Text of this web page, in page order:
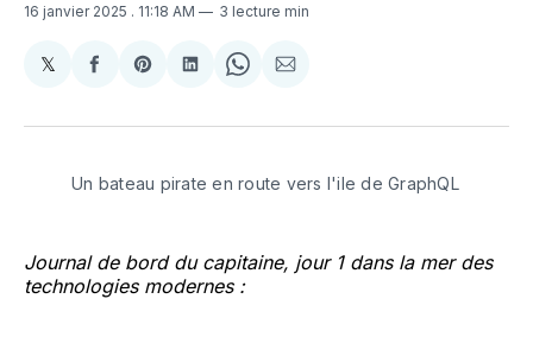
16 janvier 2025 . 11:18 AM 3 lecture min
𝕏Share
X
Partager
Facebook
Share
Pinterest
Partager
LinkedIn
Share
WhatsApp
Partager
Courriel
Un bateau pirate en route vers l'ile de GraphQL
Journal de bord du capitaine, jour 1 dans la mer des
technologies modernes :